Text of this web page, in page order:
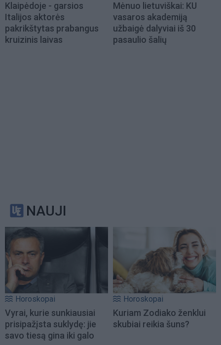
Klaipėdoje - garsios
Italijos aktorės
pakrikštytas prabangus
kruizinis laivas
Mėnuo lietuviškai: KU
vasaros akademiją
užbaigė dalyviai iš 30
pasaulio šalių
NAUJI
Horoskopai
Vyrai, kurie sunkiausiai
prisipažįsta suklydę: jie
savo tiesą gina iki galo
Horoskopai
Kuriam Zodiako ženklui
skubiai reikia šuns?